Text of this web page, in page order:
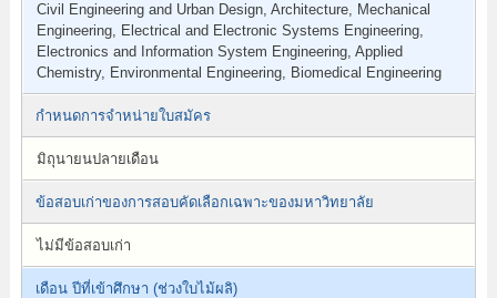
Civil Engineering and Urban Design, Architecture, Mechanical
Engineering, Electrical and Electronic Systems Engineering,
Electronics and Information System Engineering, Applied
Chemistry, Environmental Engineering, Biomedical Engineering
กำหนดการจำหน่ายใบสมัคร
มิถุนายนปลายเดือน
ข้อสอบเก่าของการสอบคัดเลือกเฉพาะของมหาวิทยาลัย
ไม่มีข้อสอบเก่า
เดือน ปีที่เข้าศึกษา (ช่วงใบไม้ผลิ)